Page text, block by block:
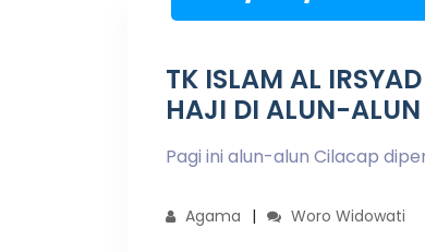
TK ISLAM AL
HAJI DI ALUN-
Pagi ini alun-alun Cilacap
Agama Woro Widowati